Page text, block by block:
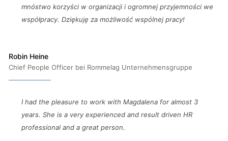
mnóstwo korzyści w organizacji i ogromnej przyjemności we
współpracy. Dziękuję za możliwość wspólnej pracy!
Robin Heine
Chief People Officer bei Rommelag Unternehmensgruppe
I had the pleasure to work with Magdalena for almost 3
years. She is a very experienced and result driven HR
professional and a great person.